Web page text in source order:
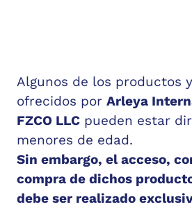
Algunos de los productos
ofrecidos por Arleya
FZCO LLC pueden estar
menores de edad.
Sin embargo, el acceso,
compra de dichos
debe ser realizado